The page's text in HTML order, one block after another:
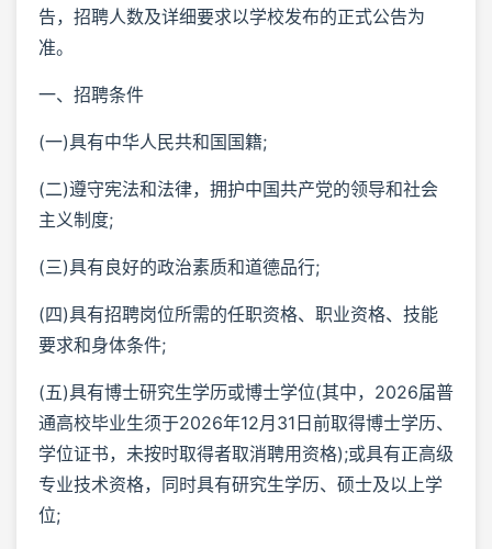
告，招聘人数及详细要求以学校发布的正式公告为
准。
一、招聘条件
(一)具有中华人民共和国国籍;
(二)遵守宪法和法律，拥护中国共产党的领导和社会
主义制度;
(三)具有良好的政治素质和道德品行;
(四)具有招聘岗位所需的任职资格、职业资格、技能
要求和身体条件;
(五)具有博士研究生学历或博士学位(其中，2026届普
通高校毕业生须于2026年12月31日前取得博士学历、
学位证书，未按时取得者取消聘用资格);或具有正高级
专业技术资格，同时具有研究生学历、硕士及以上学
位;